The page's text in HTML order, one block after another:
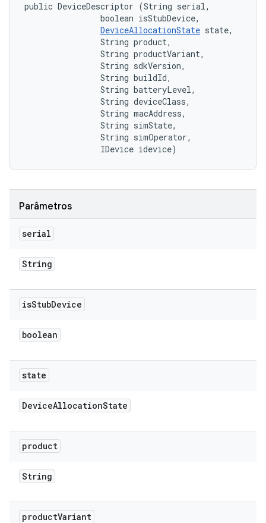
public DeviceDescriptor (String serial,
                boolean isStubDevice,
DeviceAllocationState state,
                String product,
                String productVariant,
                String sdkVersion,
                String buildId,
                String batteryLevel,
                String deviceClass,
                String macAddress,
                String simState,
                String simOperator,
                IDevice idevice)
Parâmetros
serial
String
isStubDevice
boolean
state
DeviceAllocationState
product
String
productVariant